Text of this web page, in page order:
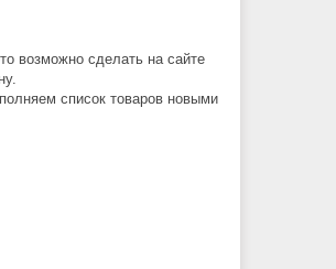
возможно сделать на сайте
список товаров новыми